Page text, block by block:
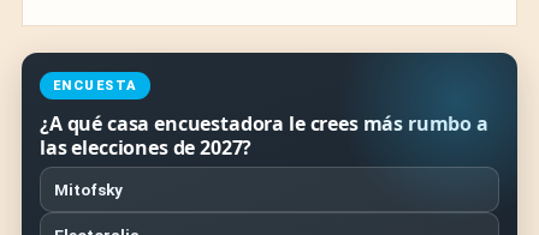
ENCUESTA
¿A qué casa encuestadora le crees más rumbo a
las elecciones de 2027?
Mitofsky